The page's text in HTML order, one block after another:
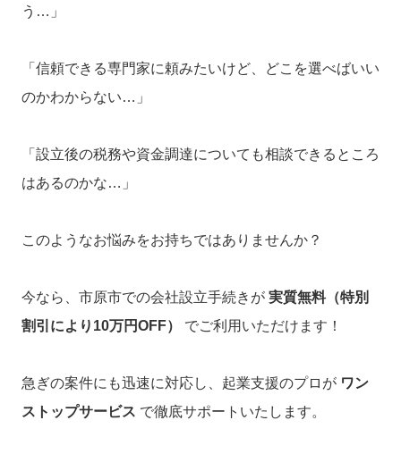
う…」
「信頼できる専門家に頼みたいけど、どこを選べばいい
のかわからない…」
「設立後の税務や資金調達についても相談できるところ
はあるのかな…」
このようなお悩みをお持ちではありませんか？
今なら、市原市での会社設立手続きが 実質無料（特別
割引により10万円OFF）
でご利用いただけます！
急ぎの案件にも迅速に対応し、起業支援のプロが ワン
ストップサービス で徹底サポートいたします。